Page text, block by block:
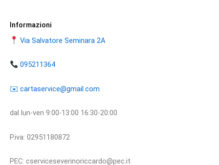
Informazioni
Via Salvatore Seminara 2A
095211364
​​✉️ ​cartaservice@gmail.com
dal lun-ven 9:00-13:00 16:30-20:00
P.iva: 02951180872
PEC: cserviceseverinoriccardo@pec.it